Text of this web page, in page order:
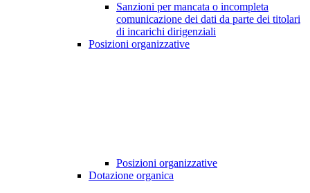
Sanzioni per mancata o incompleta
comunicazione dei dati da parte dei titolari
di incarichi dirigenziali
Posizioni organizzative
Posizioni organizzative
Dotazione organica